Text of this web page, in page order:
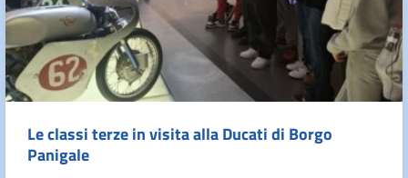
Le classi terze in visita alla Ducati di Borgo
Panigale